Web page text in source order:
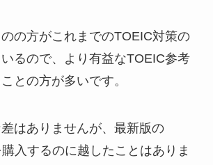
の方がこれまでのTOEIC対策の
るので、より有益なTOEIC参考
との方が多いです。
はありませんが、最新版の
入するのに越したことはありま